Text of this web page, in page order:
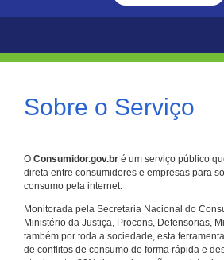
Sobre o Serviço
O Consumidor.gov.br é um serviço público
direta entre consumidores e empresas para
consumo pela internet.
Monitorada pela Secretaria Nacional do
Ministério da Justiça, Procons, Defensorias,
também por toda a sociedade, esta
de conflitos de consumo de forma rápida e